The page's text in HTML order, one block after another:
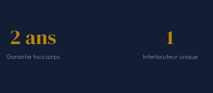
2 ans
Garantie tous corps
1
Interlocuteur unique